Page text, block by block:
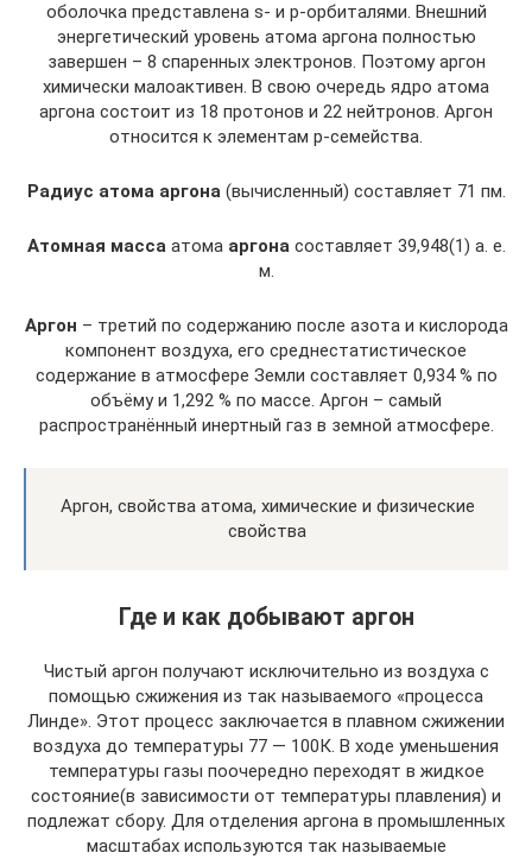
оболочка представлена s- и р-орбиталями. Внешний
энергетический уровень атома аргона полностью
завершен – 8 спаренных электронов. Поэтому аргон
химически малоактивен. В свою очередь ядро атома
аргона состоит из 18 протонов и 22 нейтронов. Аргон
относится к элементам p-семейства.
Радиус атома аргона(вычисленный) составляет 71 пм.
Атомная массаатома аргонасоставляет 39,948(1) а. е.
м.
Аргон – третий по содержанию после азота и кислорода
компонент воздуха, его среднестатистическое
содержание в атмосфере Земли составляет 0,934 % по
объёму и 1,292 % по массе. Аргон – самый
распространённый инертный газ в земной атмосфере.
Аргон, свойства атома, химические и физические
свойства
Где и как добывают аргон
Чистый аргон получают исключительно из воздуха с
помощью сжижения из так называемого «процесса
Линде». Этот процесс заключается в плавном сжижении
воздуха до температуры 77 — 100К. В ходе уменьшения
температуры газы поочередно переходят в жидкое
состояние(в зависимости от температуры плавления) и
подлежат сбору. Для отделения аргона в промышленных
масштабах используются так называемые